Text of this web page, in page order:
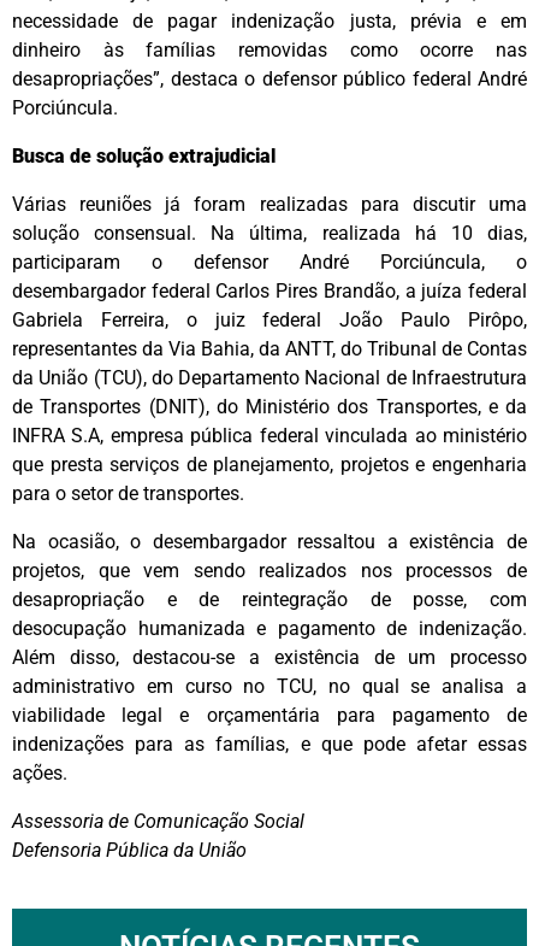
necessidade de pagar indenização justa, prévia e em
dinheiro às famílias removidas como ocorre nas
desapropriações”, destaca o defensor público federal André
Porciúncula.
Busca de solução extrajudicial
Várias reuniões já foram realizadas para discutir uma
solução consensual. Na última, realizada há 10 dias,
participaram o defensor André Porciúncula, o
desembargador federal Carlos Pires Brandão, a juíza federal
Gabriela Ferreira, o juiz federal João Paulo Pirôpo,
representantes da Via Bahia, da ANTT, do Tribunal de Contas
da União (TCU), do Departamento Nacional de Infraestrutura
de Transportes (DNIT), do Ministério dos Transportes, e da
INFRA S.A, empresa pública federal vinculada ao ministério
que presta serviços de planejamento, projetos e engenharia
para o setor de transportes.
Na ocasião, o desembargador ressaltou a existência de
projetos, que vem sendo realizados nos processos de
desapropriação e de reintegração de posse, com
desocupação humanizada e pagamento de indenização.
Além disso, destacou-se a existência de um processo
administrativo em curso no TCU, no qual se analisa a
viabilidade legal e orçamentária para pagamento de
indenizações para as famílias, e que pode afetar essas
ações.
Assessoria de Comunicação Social
Defensoria Pública da União